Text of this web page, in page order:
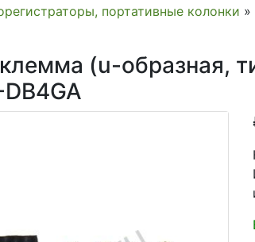
портативные колонки »
(u-образная,